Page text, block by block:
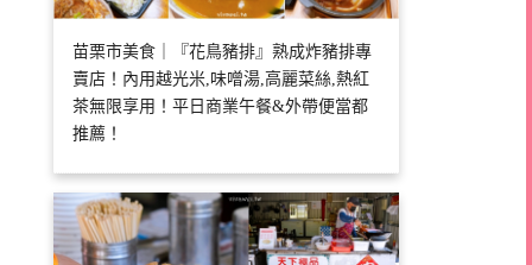
苗栗市美食｜『花鳥豬排』熟成炸豬排專
賣店！內用越光米,味噌湯,高麗菜絲,熱紅
茶無限享用！平日商業午餐&外帶便當都
推薦！